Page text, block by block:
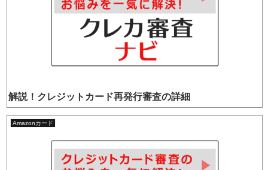
解説！クレジットカード再発行審査の詳細
Amazonカード